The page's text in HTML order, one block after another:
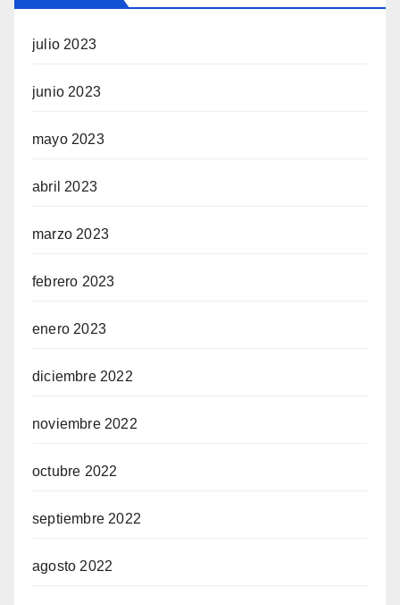
julio 2023
junio 2023
mayo 2023
abril 2023
marzo 2023
febrero 2023
enero 2023
diciembre 2022
noviembre 2022
octubre 2022
septiembre 2022
agosto 2022